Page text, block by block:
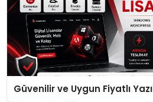
Güvenilir ve Uygun Fiyatlı